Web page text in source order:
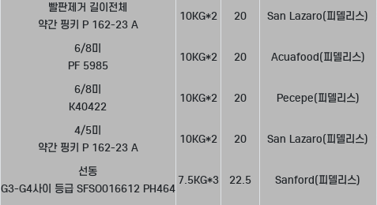
빨판제거 길이전체
약간 핑키 P 162-23 A
10KG*2 20 San Lazaro(피델리스)
6/8미
PF 5985
10KG*2 20 Acuafood(피델리스)
6/8미
K40422
10KG*2 20 Pecepe(피델리스)
4/5미
약간 핑키 P 162-23 A
10KG*2 20 San Lazaro(피델리스)
선동
G3-G4사이 등급 SFSO016612 PH464
7.5KG*3 22.5 Sanford(피델리스)